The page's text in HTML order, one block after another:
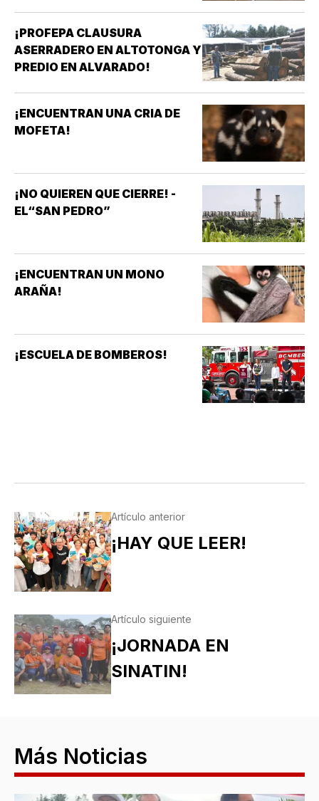
¡PROFEPA CLAUSURA
ASERRADERO EN ALTOTONGA Y
PREDIO EN ALVARADO!
¡ENCUENTRAN UNA CRIA DE
MOFETA!
¡NO QUIEREN QUE CIERRE! -
EL“SAN PEDRO”
¡ENCUENTRAN UN MONO
ARAÑA!
¡ESCUELA DE BOMBEROS!
Artículo anterior
¡HAY QUE LEER!
Artículo siguiente
¡JORNADA EN
SINATIN!
Más Noticias